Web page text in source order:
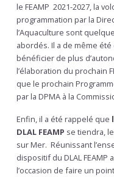
le FEAMP 2021-2027, la
programmation par la
l’Aquaculture sont
abordés. Il a de même
bénéficier de plus
l’élaboration du prochain
que le prochain
par la DPMA à la
Enfin, il a été rappelé que
DLAL FEAMP se tiendra, le
sur Mer. Réunissant
dispositif du DLAL
l’occasion de faire un